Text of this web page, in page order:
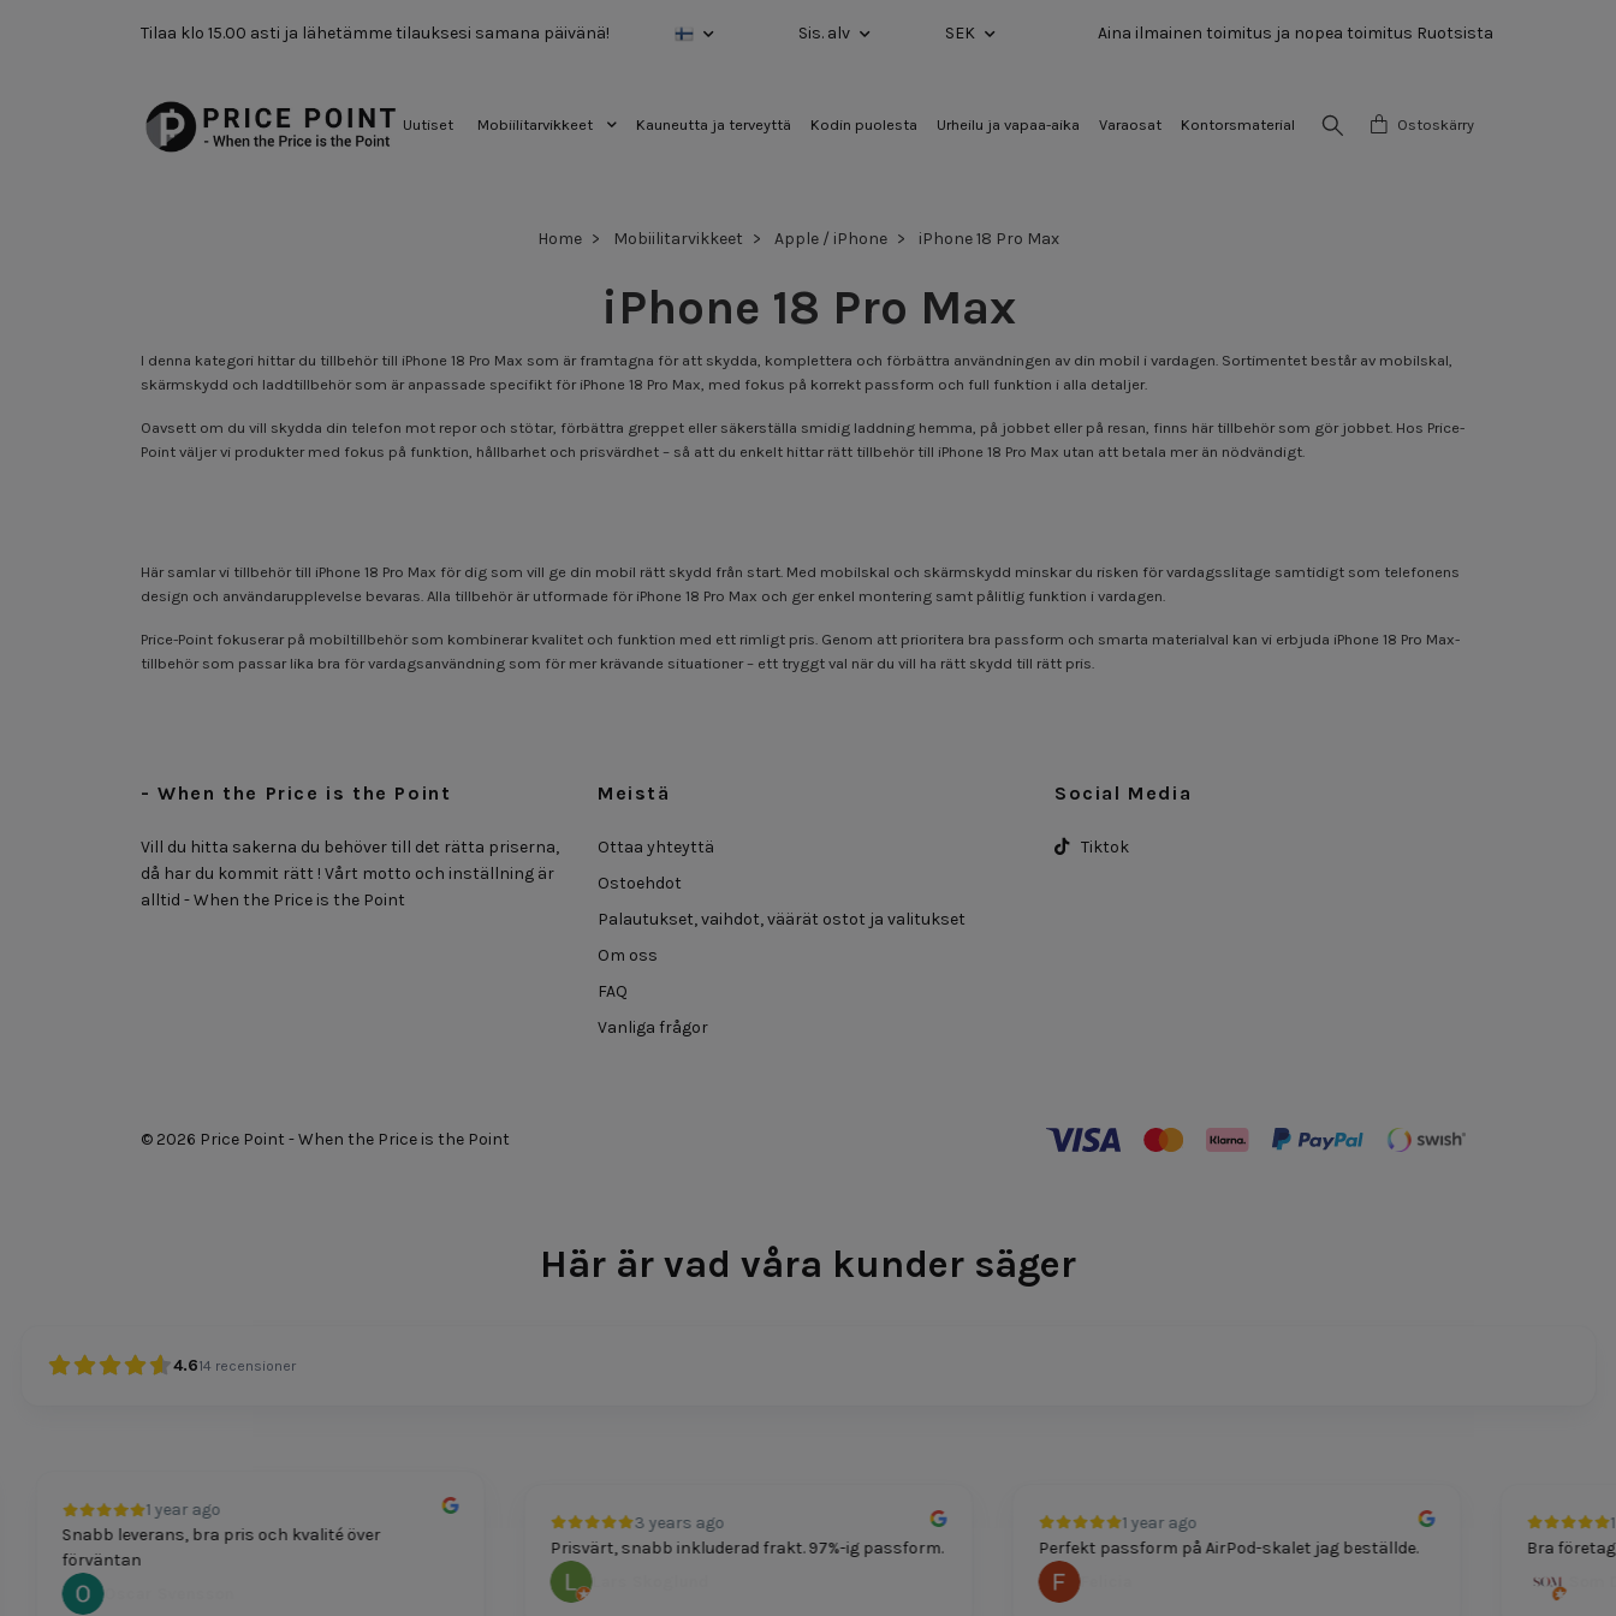
Tilaa klo 15.00 asti ja lähetämme tilauksesi samana päivänä! Sis. alv SEK Aina ilmainen toimitus ja nopea toimitus Ruotsista
Uutiset Mobiilitarvikkeet Kauneutta ja terveyttä Kodin puolesta Urheilu ja vapaa-aika Varaosat Kontorsmaterial Ostoskärry
Home Mobiilitarvikkeet Apple / iPhone iPhone 18 Pro Max
iPhone 18 Pro Max
I denna kategori hittar du tillbehör till iPhone 18 Pro Max som är framtagna för att skydda, komplettera och förbättra användningen av din mobil i vardagen. Sortimentet består av mobilskal,
skärmskydd och laddtillbehör som är anpassade specifikt för iPhone 18 Pro Max, med fokus på korrekt passform och full funktion i alla detaljer.
Oavsett om du vill skydda din telefon mot repor och stötar, förbättra greppet eller säkerställa smidig laddning hemma, på jobbet eller på resan, finns här tillbehör som gör jobbet. Hos Price-
Point väljer vi produkter med fokus på funktion, hållbarhet och prisvärdhet – så att du enkelt hittar rätt tillbehör till iPhone 18 Pro Max utan att betala mer än nödvändigt.
Här samlar vi tillbehör till iPhone 18 Pro Max för dig som vill ge din mobil rätt skydd från start. Med mobilskal och skärmskydd minskar du risken för vardagsslitage samtidigt som telefonens
design och användarupplevelse bevaras. Alla tillbehör är utformade för iPhone 18 Pro Max och ger enkel montering samt pålitlig funktion i vardagen.
Price-Point fokuserar på mobiltillbehör som kombinerar kvalitet och funktion med ett rimligt pris. Genom att prioritera bra passform och smarta materialval kan vi erbjuda iPhone 18 Pro Max-
tillbehör som passar lika bra för vardagsanvändning som för mer krävande situationer – ett tryggt val när du vill ha rätt skydd till rätt pris.
- When the Price is the Point
Vill du hitta sakerna du behöver till det rätta priserna,
då har du kommit rätt ! Vårt motto och inställning är
alltid - When the Price is the Point
Meistä
Ottaa yhteyttä
Ostoehdot
Palautukset, vaihdot, väärät ostot ja valitukset
Om oss
FAQ
Vanliga frågor
Social Media
Tiktok
© 2026 Price Point - When the Price is the Point
Här är vad våra kunder säger
4.614 recensioner
1 year ago
Snabb leverans, bra pris och kvalité över
förväntan
Oscar Svensson
3 years ago
Prisvärt, snabb inkluderad frakt. 97%-ig passform.
Lars Skoglund
1 year ago
Perfekt passform på AirPod-skalet jag beställde.
Felicia
1
Bra
Som